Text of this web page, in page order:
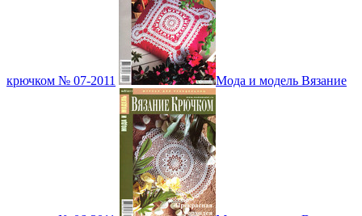
крючком № 07-2011 Мода и модель Вязание